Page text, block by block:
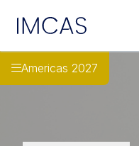
IMCAS
Americas 2027